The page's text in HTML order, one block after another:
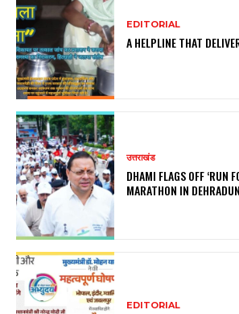
EDITORIAL
A HELPLINE THAT
उत्तराखंड
DHAMI FLAGS OFF ‘RUN
MARATHON IN DEHRADUN
EDITORIAL